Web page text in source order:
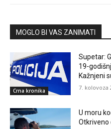
MOGLO BI VAS ZANIMATI
Crna kronika
Supetar:
19-
Kažnjeni
7. kolovoza
U moru
Otkriveno